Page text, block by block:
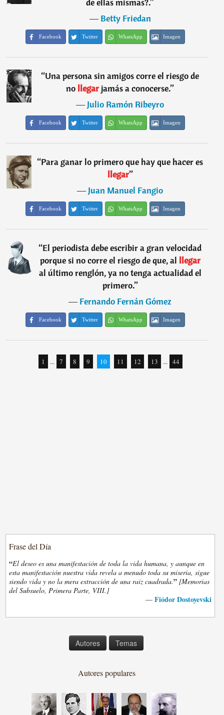
―Betty Friedan
Facebook Twitter WhatsApp Imagen
“Una persona sin amigos corre el riesgo de
no llegar jamás a conocerse.”
―Julio Ramón Ribeyro
Facebook Twitter WhatsApp Imagen
“Para ganar lo primero que hay que hacer es
llegar”
―Juan Manuel Fangio
Facebook Twitter WhatsApp Imagen
“El periodista debe escribir a gran velocidad
porque si no corre el riesgo de que, al llegar
al último renglón, ya no tenga actualidad el
primero.”
―Fernando Fernán Gómez
Facebook Twitter WhatsApp Imagen
1 ... 7 8 9 10 11 12 13 ... 44
Frase del Día
“El deseo es una manifestación de toda la vida humana, y aunque en
esta manifestación nuestra vida revela a menudo toda su miseria, sigue
siendo vida y no la mera extracción de una raiz cuadrada.” [Memorias
del Subsuelo, Primera Parte, VIII.]
— Fiódor Dostoyevski
Autores Temas
Autores populares